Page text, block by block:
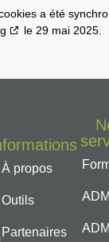
a été
le 29 mai 2025.
À propos
Outils
Partenaires